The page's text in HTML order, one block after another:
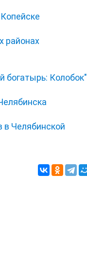
районах
богатырь: Колобок"
в Челябинской